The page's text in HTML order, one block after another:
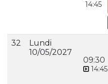
14:45
32
Lundi
10/05/2027
09:30
14:45